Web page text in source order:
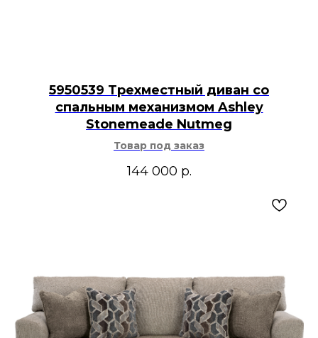
5950539 Трехместный диван со
спальным механизмом Ashley
Stonemeade Nutmeg
Товар под заказ
144 000 р.